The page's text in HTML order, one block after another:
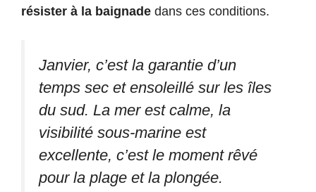
résister à la baignade dans ces conditions.
Janvier, c’est la garantie d’un
temps sec et ensoleillé sur les îles
du sud. La mer est calme, la
visibilité sous-marine est
excellente, c’est le moment rêvé
pour la plage et la plongée.